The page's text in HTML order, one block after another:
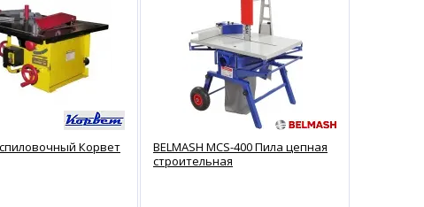
Корвет
BELMASH MCS-400 Пила цепная
строительная